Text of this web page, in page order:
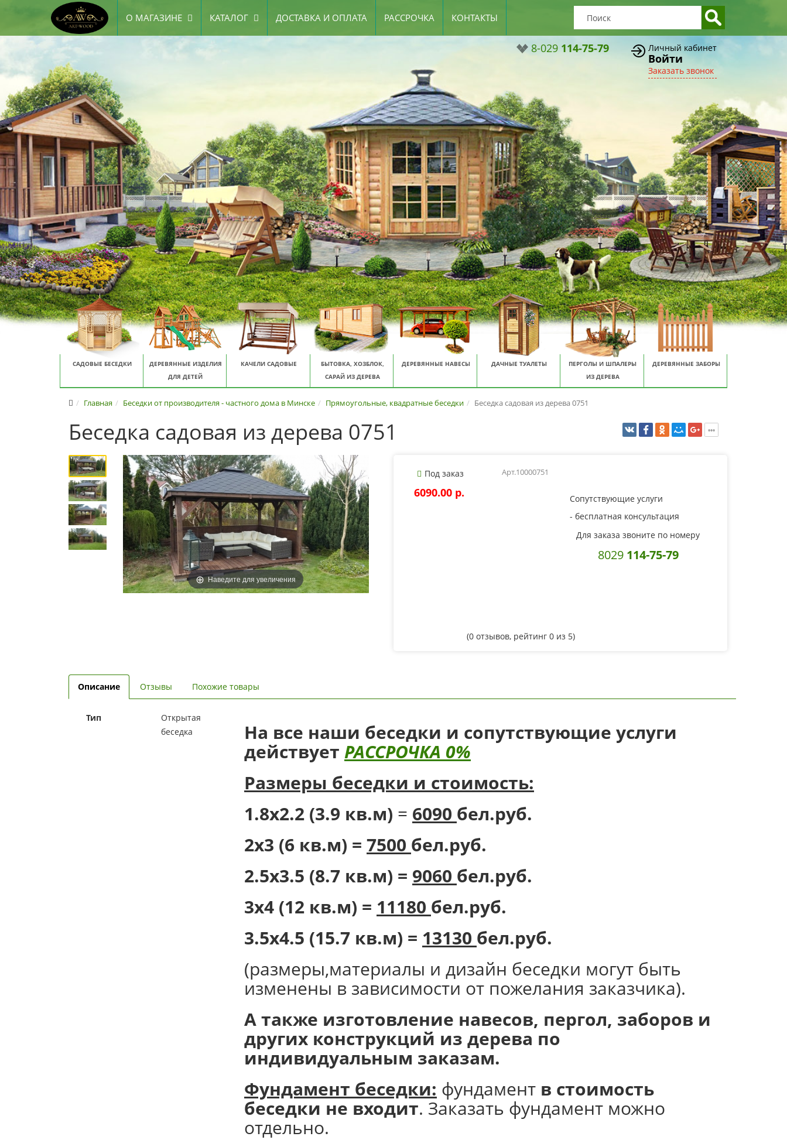
О МАГАЗИНЕ КАТАЛОГ ДОСТАВКА И ОПЛАТА РАССРОЧКА КОНТАКТЫ
8-029 114-75-79 Личный кабинет
Войти
Заказать звонок
САДОВЫЕ БЕСЕДКИ
ДЕРЕВЯННЫЕ ИЗДЕЛИЯ
ДЛЯ ДЕТЕЙ
КАЧЕЛИ САДОВЫЕ
БЫТОВКА, ХОЗБЛОК,
САРАЙ ИЗ ДЕРЕВА
ДЕРЕВЯННЫЕ НАВЕСЫ ДАЧНЫЕ ТУАЛЕТЫ
ПЕРГОЛЫ И ШПАЛЕРЫ
ИЗ ДЕРЕВА
ДЕРЕВЯННЫЕ ЗАБОРЫ
Главная Беседки от производителя - частного дома в Минске Прямоугольные, квадратные беседки Беседка садовая из дерева 0751
Беседка садовая из дерева 0751
Наведите для увеличения
Под заказ Арт.10000751
6090.00 p.
Сопутствующие услуги
- бесплатная консультация
Для заказа звоните по номеру
8029 114-75-79
(0 отзывов, рейтинг 0 из 5)
Описание Отзывы Похожие товары
Тип
Открытая
беседка
На все наши беседки и сопутствующие услуги
действует РАССРОЧКА 0%
Размеры беседки и стоимость:
1.8х2.2 (3.9 кв.м) = 6090 бел.руб.
2х3 (6 кв.м) = 7500 бел.руб.
2.5х3.5 (8.7 кв.м) = 9060 бел.руб.
3х4 (12 кв.м) = 11180 бел.руб.
3.5х4.5 (15.7 кв.м) = 13130 бел.руб.
(размеры,материалы и дизайн беседки могут быть
изменены в зависимости от пожелания заказчика).
А также изготовление навесов, пергол, заборов и
других конструкций из дерева по
индивидуальным заказам.
Фундамент беседки: фундамент в стоимость
беседки не входит. Заказать фундамент можно
отдельно.